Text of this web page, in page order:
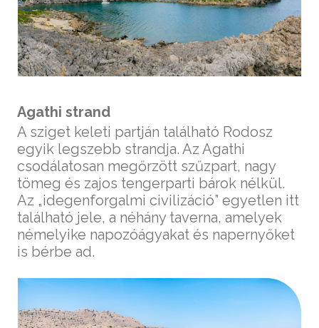
Agathi strand
A sziget keleti partján található Rodosz
egyik legszebb strandja. Az Agathi
csodálatosan megőrzött szűzpart, nagy
tömeg és zajos tengerparti bárok nélkül.
Az „idegenforgalmi civilizáció” egyetlen itt
található jele, a néhány taverna, amelyek
némelyike napozóágyakat és napernyőket
is bérbe ad.